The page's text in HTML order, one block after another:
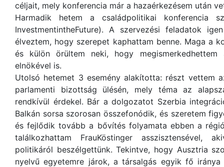
céljait, mely konferencia már a hazaérkezésem után
Harmadik hetem a családpolitikai konferencia
InvestmentintheFuture). A szervezési feladatok
élveztem, hogy szerepet kaphattam benne. Maga a
és külön örültem neki, hogy megismerkedhettem
elnökével is.
Utolsó hetemet 3 esemény alakította: részt vettem
parlamenti bizottság ülésén, mely téma az
rendkívül érdekel. Bár a dolgozatot Szerbia
Balkán sorsa szorosan összefonódik, és szeretem
és fejlődik tovább a bővítés folyamata ebben a
találkozhattam FrauKöstinger asszisztensével,
politikáról beszélgettünk. Tekintve, hogy Ausztria
nyelvű egyetemre járok, a társalgás egyik fő